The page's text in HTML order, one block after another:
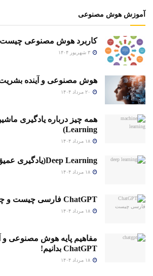
آموزش هوش مصنوعی
کاربرد هوش مصنوعی
هوش مصنوعی و آینده
Learning)
Deep Learning(یادگیری عمیق) چیست؟
ChatGPT فارسی چیست و چه کاربردی دارد؟
مفاهیم پایه هوش مصنوعی و
ChatGPT بدانیم!